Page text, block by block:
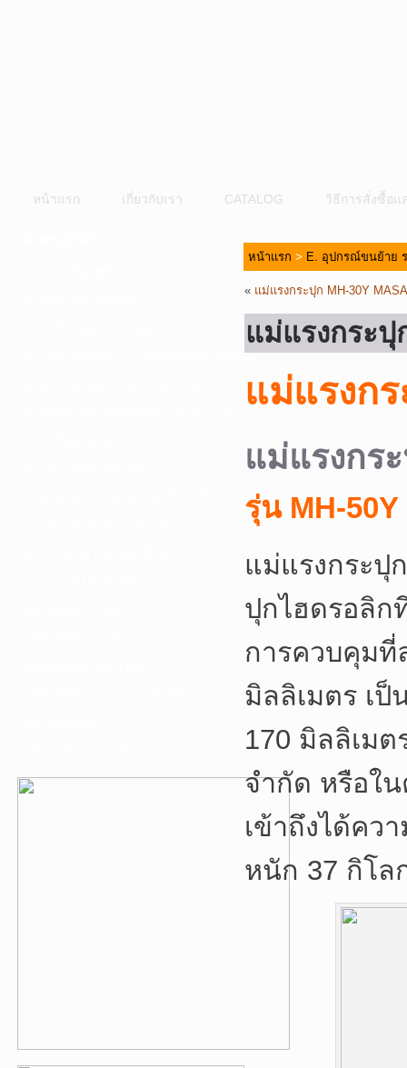
หน้าแรก เกี่ยวกับเรา CATALOG วิธีการสั่งซื้อแ
D. เครื่องมือก่อสร้าง-เครื่องมืออุตสาหกรรม
หน้าแรก > E. อุปกรณ์ขนย้าย
« แม่แรงกระปุก MH-30Y
แม่แรงกระปุ
แม่แรงก
แม่แรงกร
รุ่น MH-50Y
แม่แรงกระปุ
ปุกไฮดรอลิก
การควบคุมที่
มิลลิเมตร เป็
170 มิลลิเม
จำกัด หรือใ
เข้าถึงได้คว
หนัก 37 กิโล